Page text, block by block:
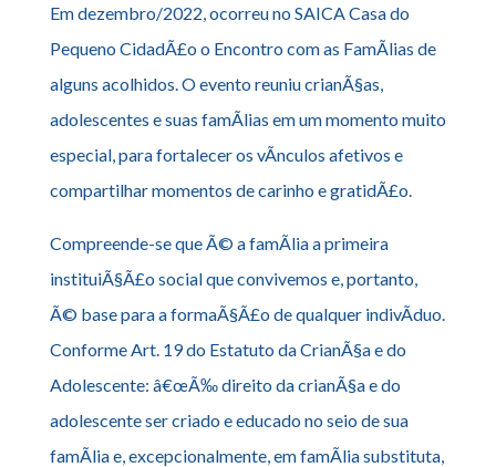
Em dezembro/2022, ocorreu no SAICA Casa do
Pequeno CidadÃ£o o Encontro com as FamÃ­lias de
alguns acolhidos. O evento reuniu crianÃ§as,
adolescentes e suas famÃ­lias em um momento muito
especial, para fortalecer os vÃ­nculos afetivos e
compartilhar momentos de carinho e gratidÃ£o.
Compreende-se que Ã© a famÃ­lia a primeira
instituiÃ§Ã£o social que convivemos e, portanto,
Ã© base para a formaÃ§Ã£o de qualquer indivÃ­duo.
Conforme Art. 19 do Estatuto da CrianÃ§a e do
Adolescente: â€œÃ‰ direito da crianÃ§a e do
adolescente ser criado e educado no seio de sua
famÃ­lia e, excepcionalmente, em famÃ­lia substituta,